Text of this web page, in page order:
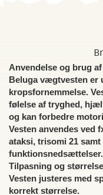
Anvendelse og brug
Beluga vægtvesten er
kropsfornemmelse.
følelse af tryghed,
og kan forbedre
Vesten anvendes ved
ataksi, trisomi 21
funktionsnedsættelser.
Tilpasning og størrelse
Vesten justeres med
korrekt størrelse.